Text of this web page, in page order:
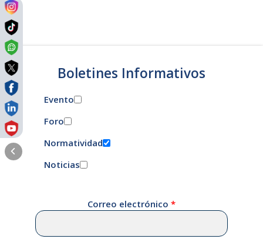
Boletines Informativos
Evento
Foro
Normatividad
Noticias
Correo electrónico